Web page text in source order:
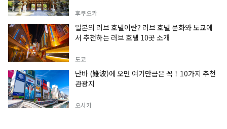
후쿠오카
일본의 러브 호텔이란? 러브 호텔 문화와 도쿄에
서 추천하는 러브 호텔 10곳 소개
도쿄
난바 (難波)에 오면 여기만큼은 꼭！10가지 추천
관광지
오사카